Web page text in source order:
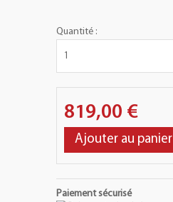
Quantité :
819,00 €
Ajouter au panier
Paiement sécurisé